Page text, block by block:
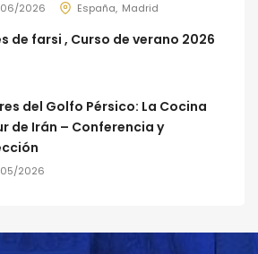
2026 España Madrid
de farsi , Curso de verano 2026
del Golfo Pérsico: La Cocina
de Irán – Conferencia y
2026